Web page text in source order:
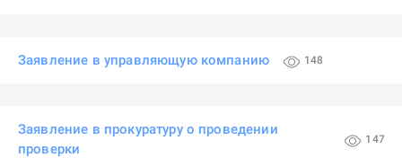
Заявление в управляющую компанию 148
Заявление в прокуратуру о проведении
проверки
147